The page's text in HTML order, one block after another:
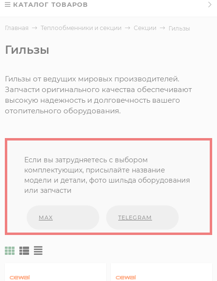
КАТАЛОГ ТОВАРОВ
Главная Теплообменники и секции Секции Гильзы
Гильзы
Гильзы от ведущих мировых производителей.
Запчасти оригинального качества обеспечивают
высокую надежность и долговечность вашего
отопительного оборудования.
Если вы затрудняетесь с выбором
комплектующих, присылайте название
модели и детали, фото шильда оборудования
или запчасти
MAX TELEGRAM